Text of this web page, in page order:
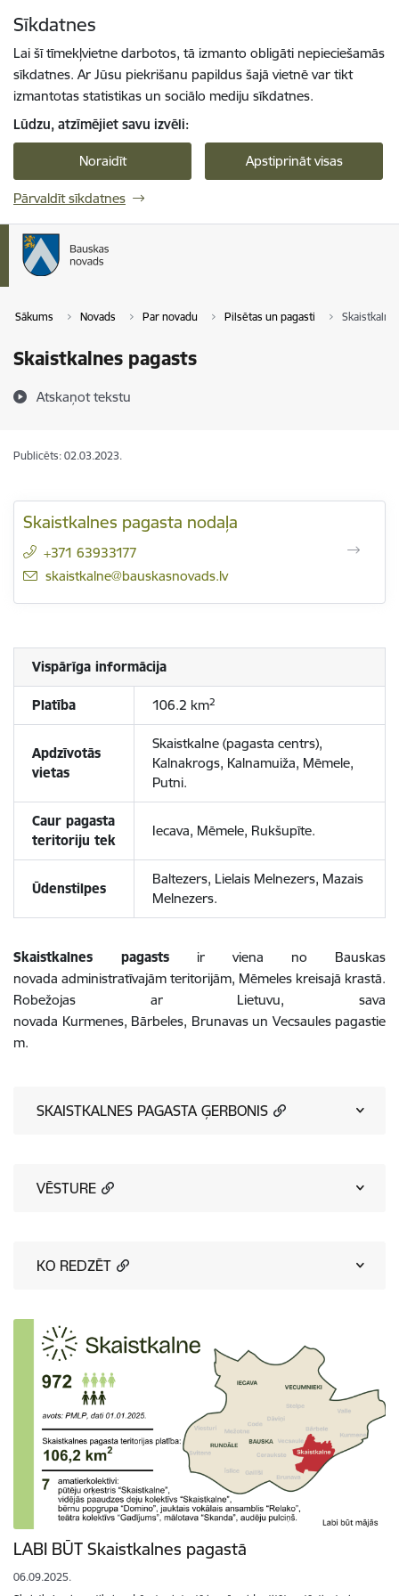
Sīkdatnes
Lai šī tīmekļvietne darbotos, tā izmanto obligāti nepieciešamās
sīkdatnes. Ar Jūsu piekrišanu papildus šajā vietnē var tikt
izmantotas statistikas un sociālo mediju sīkdatnes.
Lūdzu, atzīmējiet savu izvēli:
Noraidīt Apstiprināt visas
Pārvaldīt sīkdatnes
Sākums Novads Par novadu Pilsētas un pagasti
Skaistkalnes pagasts
Atskaņot tekstu
Publicēts: 02.03.2023.
Skaistkalnes pagasta nodaļa
+371 63933177
E-pasts:
skaistkalne@bauskasnovads.lv
Vispārīga informācija
Platība 106.2 km2
Apdzīvotās
vietas
Skaistkalne (pagasta centrs),
Kalnakrogs, Kalnamuiža, Mēmele,
Putni.
Caur pagasta
teritoriju tek
Iecava, Mēmele, Rukšupīte.
Ūdenstilpes
Baltezers, Lielais Melnezers, Mazais
Melnezers.
Skaistkalnes pagasts ir viena no Bauskas
novada administratīvajām teritorijām, Mēmeles kreisajā krastā.
Robežojas ar Lietuvu, sava
novada Kurmenes, Bārbeles, Brunavas un Vecsaules pagastie
m.
SKAISTKALNES PAGASTA ĢERBONIS
VĒSTURE
KO REDZĒT
LABI BŪT Skaistkalnes pagastā
06.09.2025.